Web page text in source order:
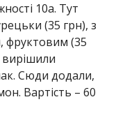
10а. Тут
(35 грн), з
фруктовим (35
вирішили
Сюди додали,
Вартість – 60